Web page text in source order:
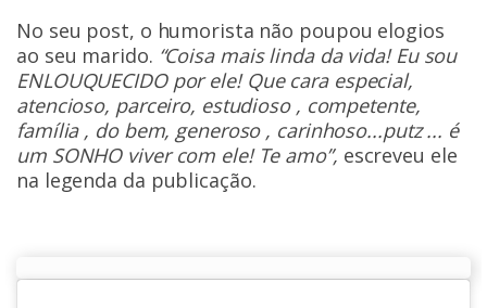
No seu post, o humorista não poupou elogios
ao seu marido. “Coisa mais linda da vida! Eu sou
ENLOUQUECIDO por ele! Que cara especial,
atencioso, parceiro, estudioso , competente,
família , do bem, generoso , carinhoso...putz ... é
um SONHO viver com ele! Te amo”, escreveu ele
na legenda da publicação.